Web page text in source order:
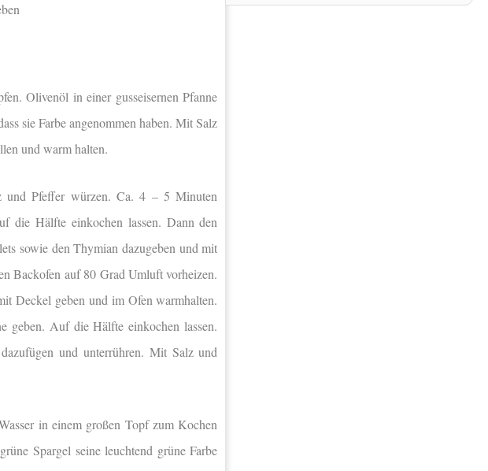
Olivenöl in einer gusseisernen Pfanne
sie Farbe angenommen haben. Mit Salz
und warm halten.
und Pfeffer würzen. Ca. 4 – 5 Minuten
die Hälfte einkochen lassen. Dann den
sowie den Thymian dazugeben und mit
Backofen auf 80 Grad Umluft vorheizen.
Deckel geben und im Ofen warmhalten.
geben. Auf die Hälfte einkochen lassen.
und unterrühren. Mit Salz und
in einem großen Topf zum Kochen
Spargel seine leuchtend grüne Farbe